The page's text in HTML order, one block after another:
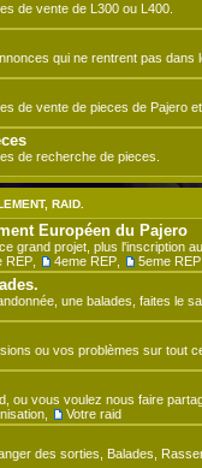
de vente de L300 ou L400.
qui ne rentrent pas dans
de vente de pieces de Pajero
de recherche de pieces.
RAID.
Européen du Pajero
grand projet, plus l'inscription
REP 4eme REP 5eme REP
une balades, faites le
ou vos problèmes sur tout
ou vous voulez nous faire
Votre raid
des sorties, Balades,